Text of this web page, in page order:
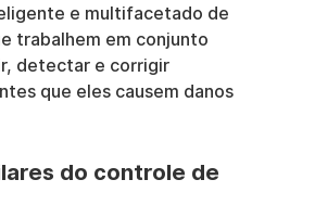
e multifacetado de
trabalhem em conjunto
detectar e corrigir
que eles causem danos
do controle de